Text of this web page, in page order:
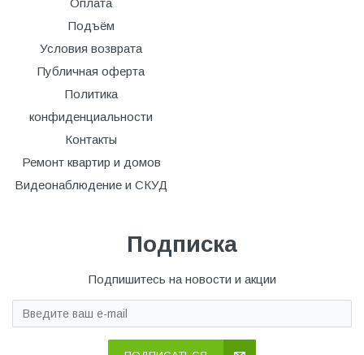
Оплата
Подъём
Условия возврата
Публичная оферта
Политика
конфиденциальности
Контакты
Ремонт квартир и домов
Видеонаблюдение и СКУД
Подписка
Подпишитесь на новости и акции